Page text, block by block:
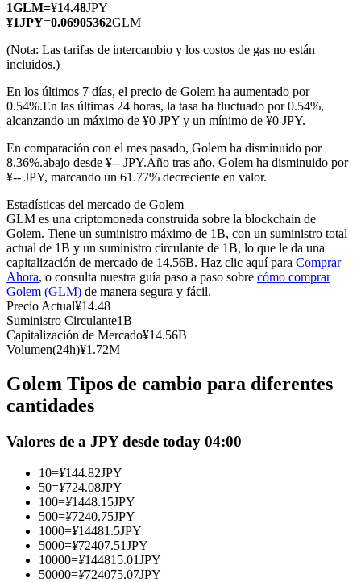
primas
Futuros del USDC
Futuros que utilizan USDC como garantía
Únete a los mejores traders
Conviértete en un Trader de Copia
1GLM=¥14.48JPY
¥1JPY=0.06905362GLM
(Nota: Las tarifas de intercambio y los costos de gas no están
incluidos.)
En los últimos 7 días, el precio de Golem ha aumentado por
0.54%.En las últimas 24 horas, la tasa ha fluctuado por 0.54%,
alcanzando un máximo de ¥0 JPY y un mínimo de ¥0 JPY.
En comparación con el mes pasado, Golem ha disminuido por
8.36%.abajo desde ¥-- JPY.Año tras año, Golem ha disminuido por
¥-- JPY, marcando un 61.77% decreciente en valor.
Estadísticas del mercado de Golem
GLM es una criptomoneda construida sobre la blockchain de
Golem. Tiene un suministro máximo de 1B, con un suministro total
actual de 1B y un suministro circulante de 1B, lo que le da una
capitalización de mercado de 14.56B. Haz clic aquí para Comprar
Ahora, o consulta nuestra guía paso a paso sobre cómo comprar
Golem (GLM) de manera segura y fácil.
Precio Actual¥14.48
Suministro Circulante1B
Capitalización de Mercado¥14.56B
Volumen(24h)¥1.72M
Golem Tipos de cambio para diferentes
cantidades
Valores de a JPY desde today 04:00
10=¥144.82JPY
50=¥724.08JPY
100=¥1448.15JPY
500=¥7240.75JPY
1000=¥14481.5JPY
5000=¥72407.51JPY
10000=¥144815.01JPY
50000=¥724075.07JPY